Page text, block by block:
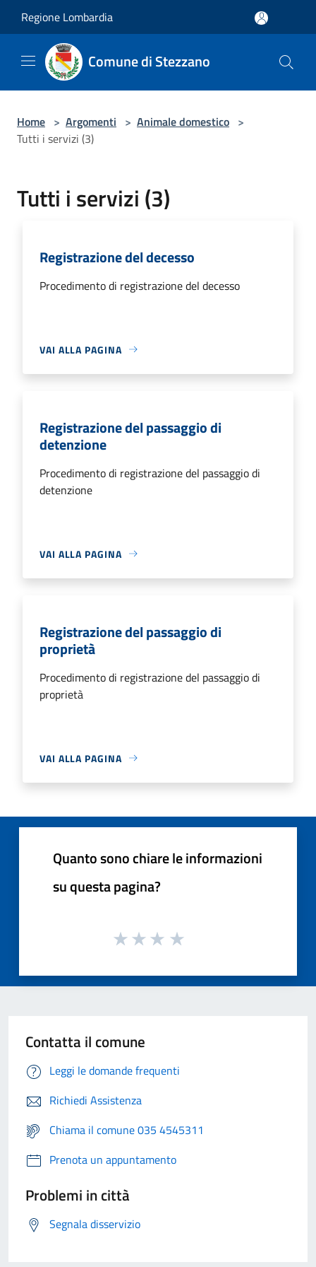
Regione Lombardia
Comune di Stezzano
Home > Argomenti > Animale domestico >
Tutti i servizi (3)
Tutti i servizi (3)
Registrazione del decesso
Procedimento di registrazione del decesso
VAI ALLA PAGINA
Registrazione del passaggio di
detenzione
Procedimento di registrazione del passaggio di
detenzione
VAI ALLA PAGINA
Registrazione del passaggio di
proprietà
Procedimento di registrazione del passaggio di
proprietà
VAI ALLA PAGINA
Quanto sono chiare le informazioni
su questa pagina?
Contatta il comune
Leggi le domande frequenti
Richiedi Assistenza
Chiama il comune 035 4545311
Prenota un appuntamento
Problemi in città
Segnala disservizio